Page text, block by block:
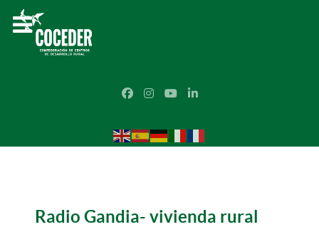
Radio Gandia- vivienda rural